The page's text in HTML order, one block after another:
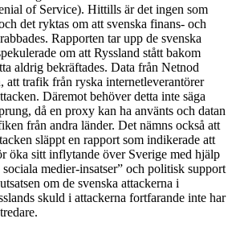
of Service). Hittills är det ingen som
det ryktas om att svenska finans- och
Rapporten tar upp de svenska
om att Ryssland stått bakom
aldrig bekräftades. Data från Netnod
att trafik från ryska internetleverantörer
Däremot behöver detta inte säga
då en proxy kan ha använts och datan
från andra länder. Det nämns också att
släppt en rapport som indikerade att
öka sitt inflytande över Sverige med hjälp
medier-insatser” och politisk support
om de svenska attackerna i
skuld i attackerna fortfarande inte har